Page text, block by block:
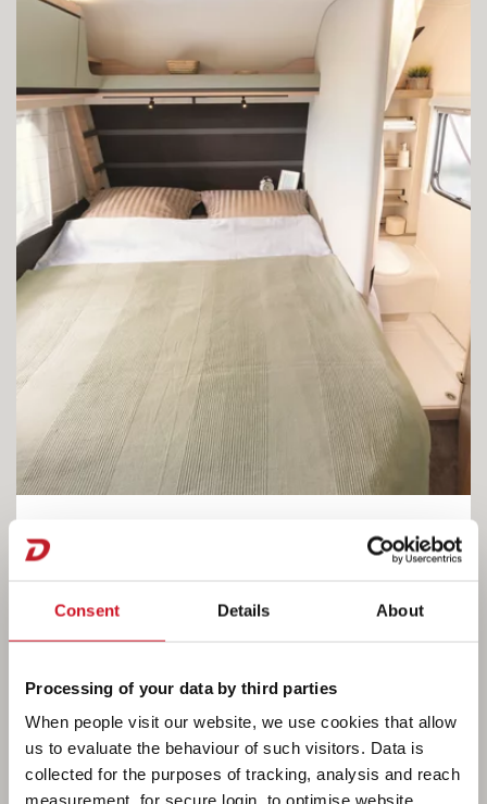
Consent Details About
Processing of your data by third parties
When people visit our website, we use cookies that allow
us to evaluate the behaviour of such visitors. Data is
collected for the purposes of tracking, analysis and reach
measurement, for secure login, to optimise website
Camper® – tak się tu żyje
Tutaj dobrze śpi się! Na 7-strefowym materacu
regulującego temperaturę. Otwarta umywalka
zapewnia dużą swobodę ruchów. Można jednak
zdecydować się również na zamkniętą łazienkę.
• 560 FMK